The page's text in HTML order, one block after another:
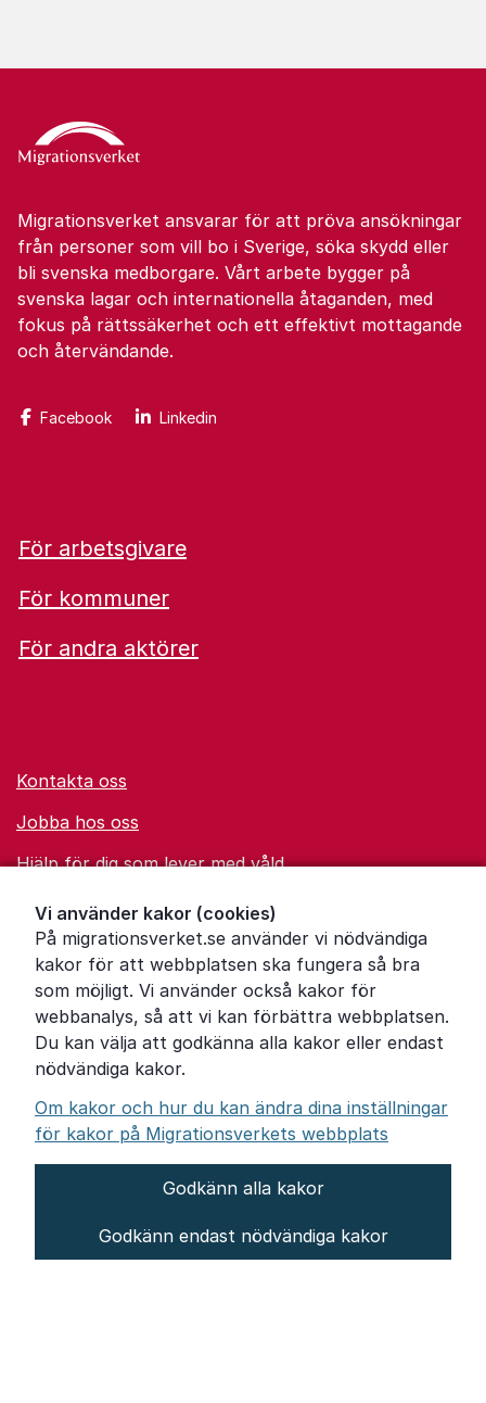
Vi använder kakor (cookies)
På migrationsverket.se använder vi nödvändiga
kakor för att webbplatsen ska fungera så bra
som möjligt. Vi använder också kakor för
webbanalys, så att vi kan förbättra webbplatsen.
Du kan välja att godkänna alla kakor eller endast
nödvändiga kakor.
Om kakor och hur du kan ändra dina inställningar
för kakor på Migrationsverkets webbplats
Godkänn alla kakor
Godkänn endast nödvändiga kakor
Migrationsverket ansvarar för att pröva ansökningar
från personer som vill bo i Sverige, söka skydd eller
bli svenska medborgare. Vårt arbete bygger på
svenska lagar och internationella åtaganden, med
fokus på rättssäkerhet och ett effektivt mottagande
och återvändande.
Facebook Linkedin
För arbetsgivare
För kommuner
För andra aktörer
Kontakta oss
Jobba hos oss
Hjälp för dig som lever med våld
Ordförklaringar
Om Migrationsverket
Pressrum
Tillgänglighetsredogörelse
Other languages
Behandling av personuppgifter